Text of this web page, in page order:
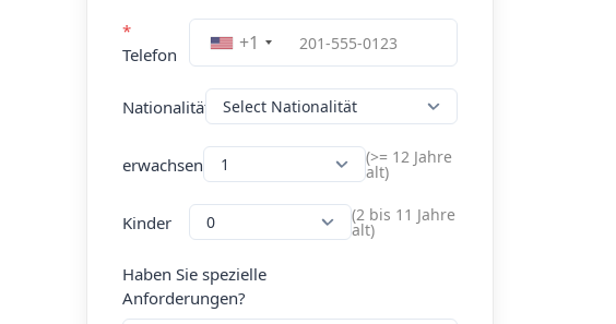
*
Telefon
+1
Nationalität
erwachsen (>= 12 Jahre
alt)
Kinder (2 bis 11 Jahre
alt)
Haben Sie spezielle
Anforderungen?